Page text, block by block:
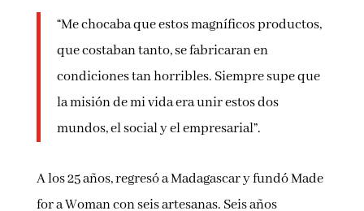
“Me chocaba que estos magníficos productos,
que costaban tanto, se fabricaran en
condiciones tan horribles. Siempre supe que
la misión de mi vida era unir estos dos
mundos, el social y el empresarial”.
A los 25 años, regresó a Madagascar y fundó Made
for a Woman con seis artesanas. Seis años